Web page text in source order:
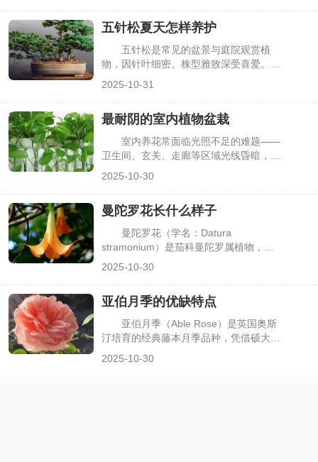
适应环境，随意选择种植地点，或因种植
方法不当，导致植株生长缓慢、开花少。
其实掌握金银花的适应条件与种植技巧，
就能让其长势旺盛，下面详细介绍金银花
的种植方法及适应环境。
五针松夏天怎样养护
五针松是常见的盆景与庭院观赏植
物，因针叶细密、株型雅致深受喜爱。但
枯、根系受损，甚至整株枯萎。很多养护
者在夏季常因浇水、遮阴不当“养坏”五针
松，其实只要抓好降温、遮阴、水肥等关
键环节，就能让五针松安全度夏，下面详
细介绍夏季养护要点。
2025-10-31
最耐阴的室内植物盆栽
室内养花常面临光照不足的难题——
卫生间、玄关、走廊等区域光线昏暗，多
一些耐阴植物能在散射光环境中健康生
长，既能装点空间，又无需频繁调整摆放
位置。很多人想知道哪些室内盆栽最耐
阴，下面介绍几种适配性强、养护简单的
2025-10-30
曼陀罗花长什么样子
曼陀罗花（学名：Datura
stramonium）是茄科曼陀罗属植物，因
在神话传说、文学作品中常与“神秘”“奇
度。但很多人仅听闻其名，却不清楚它的
真实形态，甚至会与牵牛花、凌霄花等藤
本花卉混淆。其实曼陀罗花的植株、花
朵、果实都有鲜明特征，了解这些特点能
快速识别它，下面详细描述曼陀罗花的外
形样貌。
2025-10-30
亚伯月季的优缺特点
亚伯月季（Able Rose）是英国奥斯
汀培育的经典藤本月季品种，凭借硕大的
杯状花朵、浓郁的水果香气，成为庭院花
2025-10-30